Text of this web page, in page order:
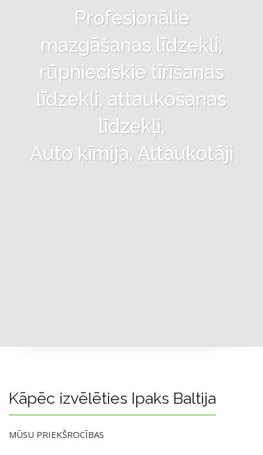
Profesionālie
mazgāšanas līdzekļi,
rūpnieciskie tīrīšanas
līdzekļi, attaukošanas
līdzekļi,
Auto ķīmija, Attaukotāji
Kāpēc izvēlēties Ipaks Baltija
MŪSU PRIEKŠROCĪBAS